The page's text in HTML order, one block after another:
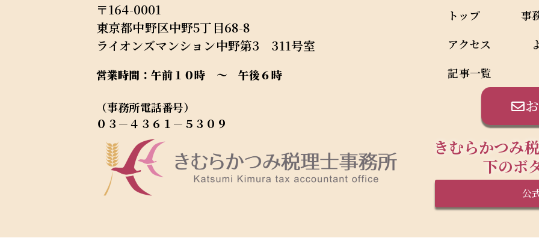
〒164-0001
東京都中野区中野5丁目68-8
ライオンズマンション中野第3 311号室
営業時間：午前１０時 ～ 午後６時
（事務所電話番号）
０３－４３６１－５３０９
トップ 事
アクセス
記事一覧
きむらかつみ
下のボ
公